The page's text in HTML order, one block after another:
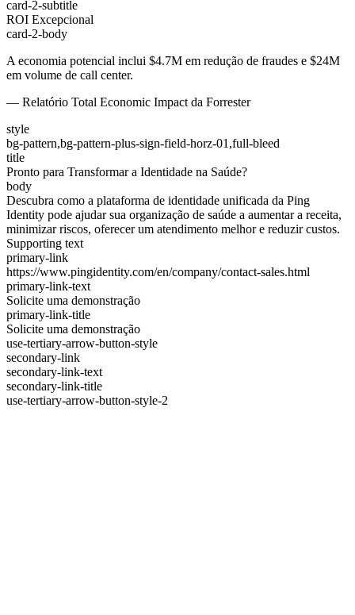
card-2-subtitle
ROI Excepcional
card-2-body
A economia potencial inclui $4.7M em redução de fraudes e $24M
em volume de call center.
— Relatório Total Economic Impact da Forrester
style
bg-pattern,bg-pattern-plus-sign-field-horz-01,full-bleed
title
Pronto para Transformar a Identidade na Saúde?
body
Descubra como a plataforma de identidade unificada da Ping
Identity pode ajudar sua organização de saúde a aumentar a receita,
minimizar riscos, oferecer um atendimento melhor e reduzir custos.
Supporting text
primary-link
https://www.pingidentity.com/en/company/contact-sales.html
primary-link-text
Solicite uma demonstração
primary-link-title
Solicite uma demonstração
use-tertiary-arrow-button-style
secondary-link
secondary-link-text
secondary-link-title
use-tertiary-arrow-button-style-2